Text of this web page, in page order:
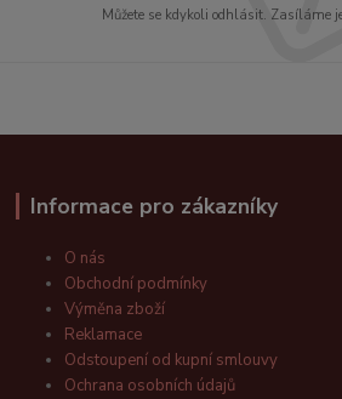
Můžete se kdykoli odhlásit. Zasíláme
Informace pro zákazníky
O nás
Obchodní podmínky
Výměna zboží
Reklamace
Odstoupení od kupní smlouvy
Ochrana osobních údajů